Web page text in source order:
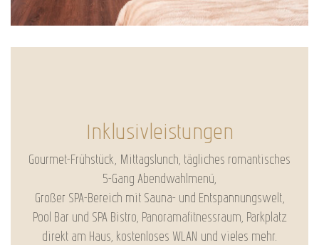
Inklusivleistungen
Gourmet-Frühstück, Mittagslunch, tägliches romantisches
5-Gang Abendwahlmenü,
Großer SPA-Bereich mit Sauna- und Entspannungswelt,
Pool Bar und SPA Bistro, Panoramafitnessraum, Parkplatz
direkt am Haus, kostenloses WLAN und vieles mehr.